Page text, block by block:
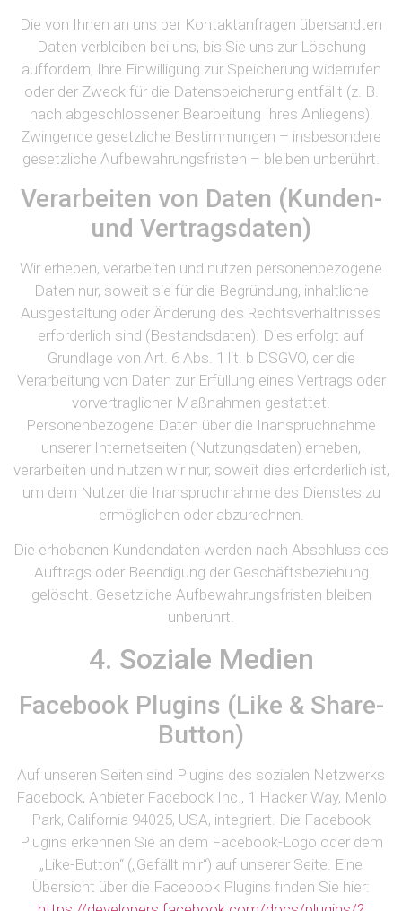
Die von Ihnen an uns per Kontaktanfragen übersandten
Daten verbleiben bei uns, bis Sie uns zur Löschung
auffordern, Ihre Einwilligung zur Speicherung widerrufen
oder der Zweck für die Datenspeicherung entfällt (z. B.
nach abgeschlossener Bearbeitung Ihres Anliegens).
Zwingende gesetzliche Bestimmungen – insbesondere
gesetzliche Aufbewahrungsfristen – bleiben unberührt.
Verarbeiten von Daten (Kunden-
und Vertragsdaten)
Wir erheben, verarbeiten und nutzen personenbezogene
Daten nur, soweit sie für die Begründung, inhaltliche
Ausgestaltung oder Änderung des Rechtsverhältnisses
erforderlich sind (Bestandsdaten). Dies erfolgt auf
Grundlage von Art. 6 Abs. 1 lit. b DSGVO, der die
Verarbeitung von Daten zur Erfüllung eines Vertrags oder
vorvertraglicher Maßnahmen gestattet.
Personenbezogene Daten über die Inanspruchnahme
unserer Internetseiten (Nutzungsdaten) erheben,
verarbeiten und nutzen wir nur, soweit dies erforderlich ist,
um dem Nutzer die Inanspruchnahme des Dienstes zu
ermöglichen oder abzurechnen.
Die erhobenen Kundendaten werden nach Abschluss des
Auftrags oder Beendigung der Geschäftsbeziehung
gelöscht. Gesetzliche Aufbewahrungsfristen bleiben
unberührt.
4. Soziale Medien
Facebook Plugins (Like & Share-
Button)
Auf unseren Seiten sind Plugins des sozialen Netzwerks
Facebook, Anbieter Facebook Inc., 1 Hacker Way, Menlo
Park, California 94025, USA, integriert. Die Facebook
Plugins erkennen Sie an dem Facebook-Logo oder dem
„Like-Button“ („Gefällt mir“) auf unserer Seite. Eine
Übersicht über die Facebook Plugins finden Sie hier: